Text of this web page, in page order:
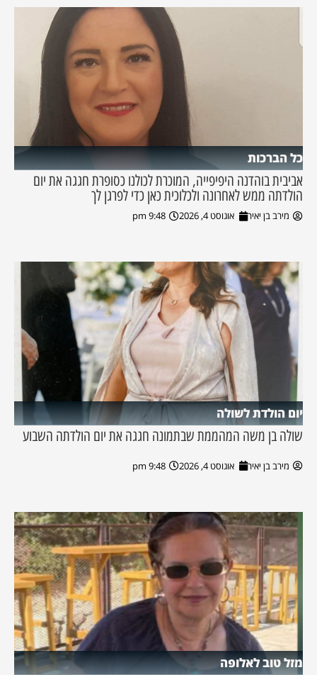
כל הברכות
אביבית בוהדנה היפיפייה, המוכרת לכולנו כסופרת חגגה את יום
הולדתה ממש לאחרונה ולכלוכית כאן כדי לפרגן לך
מירב בן יאיר אוגוסט 4, 2026 9:48 pm
יום הולדת לשולה
שולה בן משה המהממת שבתמונה חגגה את יום הולדתה השבוע
מירב בן יאיר אוגוסט 4, 2026 9:48 pm
מזל טוב לאלופה